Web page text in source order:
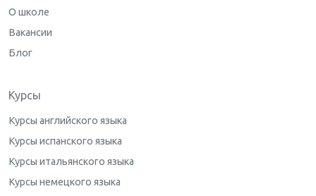
О школе
Вакансии
Блог
Курсы
Курсы английского языка
Курсы испанского языка
Курсы итальянского языка
Курсы немецкого языка